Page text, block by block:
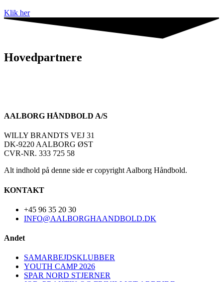
Klik her
Hovedpartnere
AALBORG HÅNDBOLD A/S
WILLY BRANDTS VEJ 31
DK-9220 AALBORG ØST
CVR-NR. 333 725 58
Alt indhold på denne side er copyright Aalborg Håndbold.
KONTAKT
+45 96 35 20 30
INFO@AALBORGHAANDBOLD.DK
Andet
SAMARBEJDSKLUBBER
YOUTH CAMP 2026
SPAR NORD STJERNER